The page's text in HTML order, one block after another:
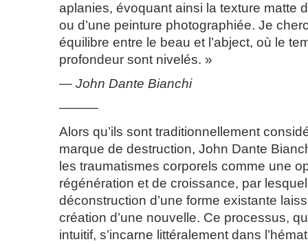
aplanies, évoquant ainsi la texture matte
ou d’une peinture photographiée. Je
équilibre entre le beau et l’abject, où le
profondeur sont nivelés. »
— John Dante Bianchi
———
Alors qu’ils sont traditionnellement
marque de destruction, John Dante
les traumatismes corporels comme une
régénération et de croissance, par
déconstruction d’une forme existante
création d’une nouvelle. Ce processus,
intuitif, s’incarne littéralement dans